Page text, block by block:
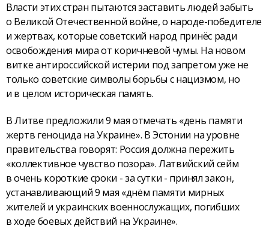
Власти этих стран пытаются заставить людей забыть
о Великой Отечественной войне, о народе-победителе
и жертвах, которые советский народ принёс ради
освобождения мира от коричневой чумы. На новом
витке антироссийской истерии под запретом уже не
только советские символы борьбы с нацизмом, но
и в целом историческая память.
В Литве предложили 9 мая отмечать «день памяти
жертв геноцида на Украине». В Эстонии на уровне
правительства говорят: Россия должна пережить
«коллективное чувство позора». Латвийский сейм
в очень короткие сроки - за сутки - принял закон,
устанавливающий 9 мая «днём памяти мирных
жителей и украинских военнослужащих, погибших
в ходе боевых действий на Украине».